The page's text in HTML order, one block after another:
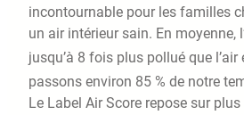
incontournable pour les familles
un air intérieur sain. En moyenne,
jusqu’à 8 fois plus pollué que l’air
passons environ 85 % de notre
Le Label Air Score repose sur